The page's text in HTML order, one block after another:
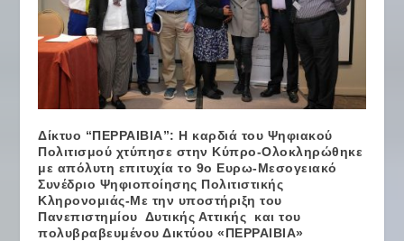
Δίκτυο “ΠΕΡΡΑΙΒΙΑ”: Η καρδιά του Ψηφιακού
Πολιτισμού χτύπησε στην Κύπρο-Ολοκληρώθηκε
με απόλυτη επιτυχία το 9ο Ευρω-Μεσογειακό
Συνέδριο Ψηφιοποίησης Πολιτιστικής
Κληρονομιάς-Με την υποστήριξη του
Πανεπιστημίου Δυτικής Αττικής και του
πολυβραβευμένου Δικτύου «ΠΕΡΡΑΙΒΙΑ»